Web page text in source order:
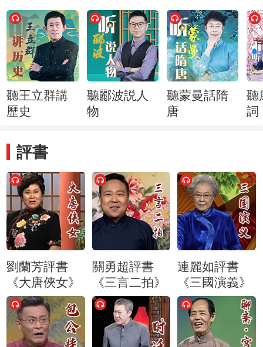
聽王立群講
歷史
聽酈波説人
物
聽蒙曼話隋
唐
聽
詞
評書
劉蘭芳評書
《大唐俠女》
關勇超評書
《三言二拍》
連麗如評書
《三國演義》